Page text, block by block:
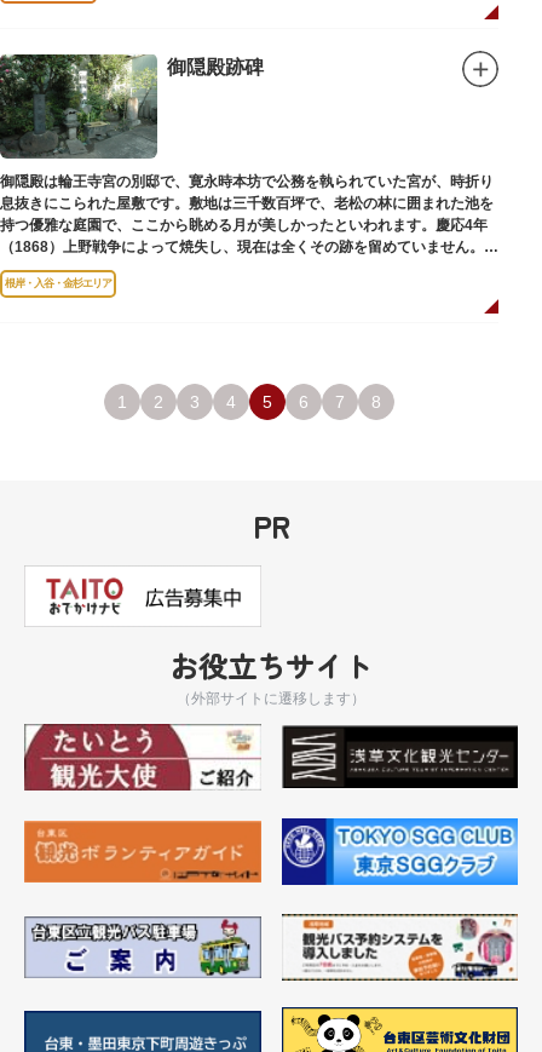
御隠殿跡碑
御隠殿は輪王寺宮の別邸で、寛永時本坊で公務を執られていた宮が、時折り
息抜きにこられた屋敷です。敷地は三千数百坪で、老松の林に囲まれた池を
持つ優雅な庭園で、ここから眺める月が美しかったといわれます。慶応4年
（1868）上野戦争によって焼失し、現在は全くその跡を留めていません。根
岸薬師堂（ねぎしやくしどう）にあります。
根岸・入谷・金杉エリア
1 2 3 4 5 6 7 8
PR
お役立ちサイト
（外部サイトに遷移します）